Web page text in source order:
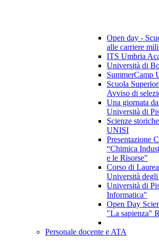
Open day -
alle carriere
ITS Umbria
Università di
SummerCamp
Scuola
Avviso di
Una giornata
Università di
Scienze
UNISI
Presentazione
“Chimica
e le Risorse"
Corso di
Università
Università di
Informatica"
Open Day
"La sapienza"
Personale docente e ATA